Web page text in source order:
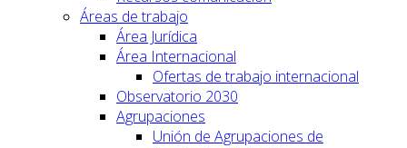
Áreas de trabajo
Área Jurídica
Área Internacional
Ofertas de trabajo internacional
Observatorio 2030
Agrupaciones
Unión de Agrupaciones de